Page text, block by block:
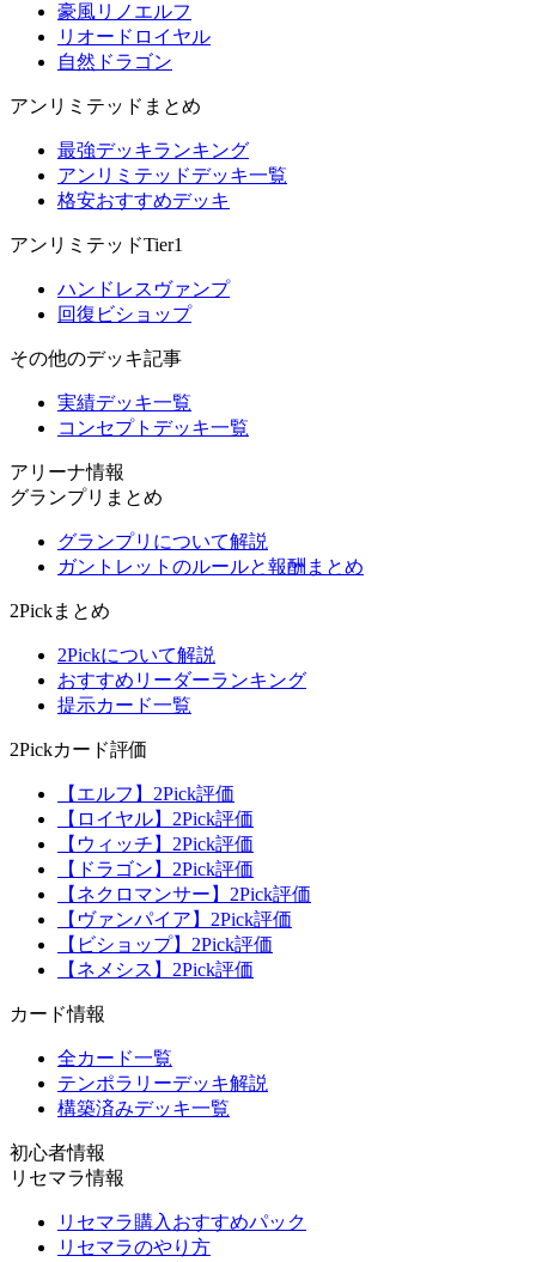
豪風リノエルフ
リオードロイヤル
自然ドラゴン
アンリミテッドまとめ
最強デッキランキング
アンリミテッドデッキ一覧
格安おすすめデッキ
アンリミテッドTier1
ハンドレスヴァンプ
回復ビショップ
その他のデッキ記事
実績デッキ一覧
コンセプトデッキ一覧
アリーナ情報
グランプリまとめ
グランプリについて解説
ガントレットのルールと報酬まとめ
2Pickまとめ
2Pickについて解説
おすすめリーダーランキング
提示カード一覧
2Pickカード評価
【エルフ】2Pick評価
【ロイヤル】2Pick評価
【ウィッチ】2Pick評価
【ドラゴン】2Pick評価
【ネクロマンサー】2Pick評価
【ヴァンパイア】2Pick評価
【ビショップ】2Pick評価
【ネメシス】2Pick評価
カード情報
全カード一覧
テンポラリーデッキ解説
構築済みデッキ一覧
初心者情報
リセマラ情報
リセマラ購入おすすめパック
リセマラのやり方